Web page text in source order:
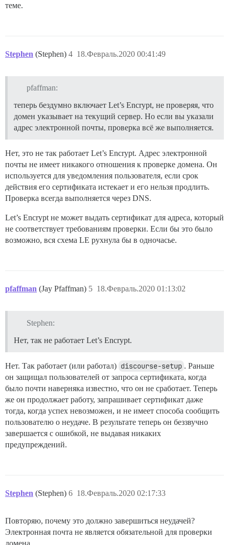
теме.
Stephen (Stephen) 18.Февраль.2020 00:41:49
4
pfaffman:
теперь бездумно включает Let’s Encrypt, не проверяя, что
домен указывает на текущий сервер. Но если вы указали
адрес электронной почты, проверка всё же выполняется.
Нет, это не так работает Let’s Encrypt. Адрес электронной
почты не имеет никакого отношения к проверке домена. Он
используется для уведомления пользователя, если срок
действия его сертификата истекает и его нельзя продлить.
Проверка всегда выполняется через DNS.
Let’s Encrypt не может выдать сертификат для адреса, который
не соответствует требованиям проверки. Если бы это было
возможно, вся схема LE рухнула бы в одночасье.
pfaffman (Jay Pfaffman) 18.Февраль.2020 01:13:02
5
Stephen:
Нет, так не работает Let’s Encrypt.
Нет. Так работает (или работал) discourse-setup . Раньше
он защищал пользователей от запроса сертификата, когда
было почти наверняка известно, что он не сработает. Теперь
же он продолжает работу, запрашивает сертификат даже
тогда, когда успех невозможен, и не имеет способа сообщить
пользователю о неудаче. В результате теперь он беззвучно
завершается с ошибкой, не выдавая никаких
предупреждений.
Stephen (Stephen) 18.Февраль.2020 02:17:33
6
Повторяю, почему это должно завершиться неудачей?
Электронная почта не является обязательной для проверки